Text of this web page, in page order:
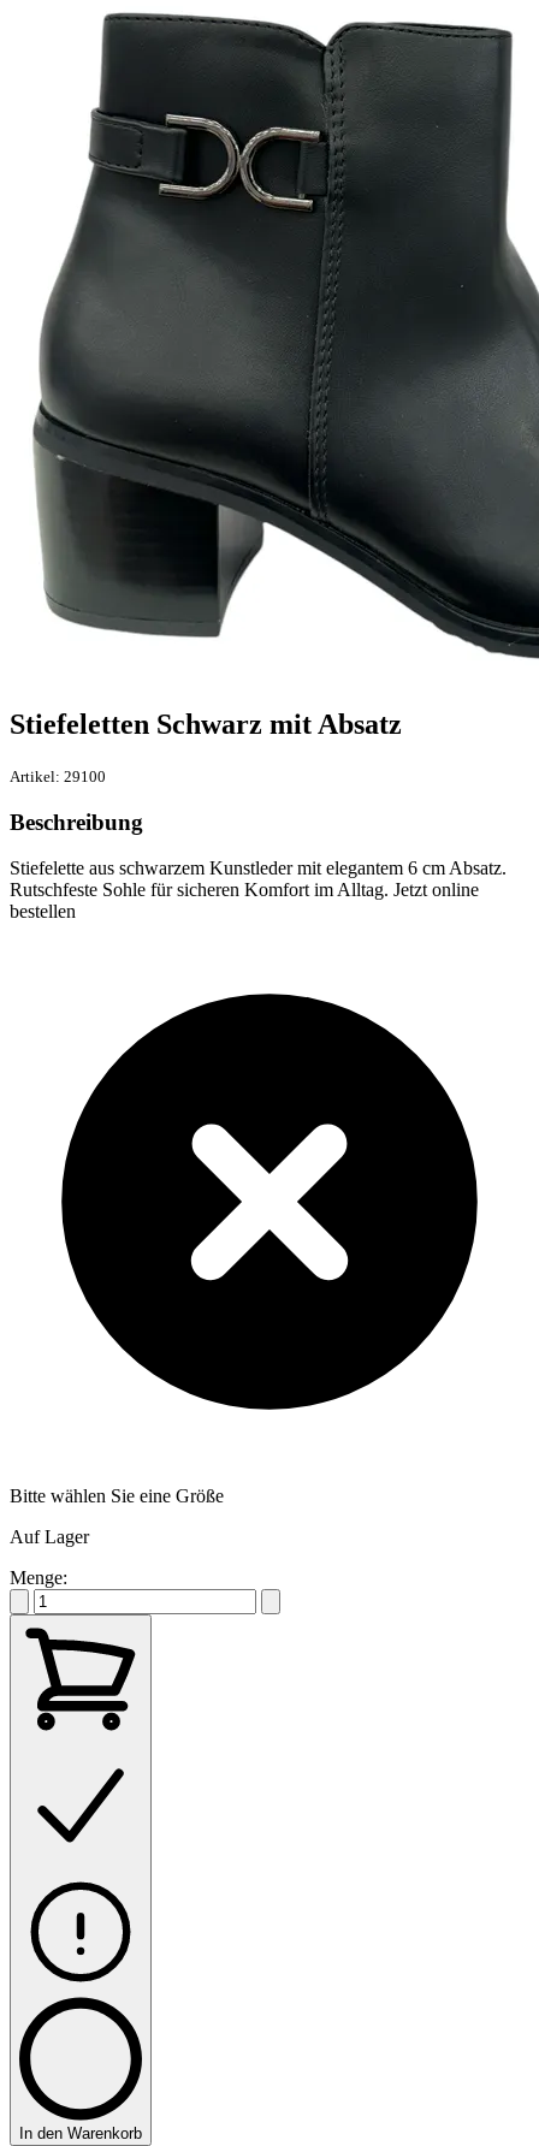
Stiefeletten Schwarz mit Absatz
Artikel: 29100
Beschreibung
Stiefelette aus schwarzem Kunstleder mit elegantem 6 cm Absatz.
Rutschfeste Sohle für sicheren Komfort im Alltag. Jetzt online
bestellen
Bitte wählen Sie eine Größe
Auf Lager
Menge:
In den Warenkorb